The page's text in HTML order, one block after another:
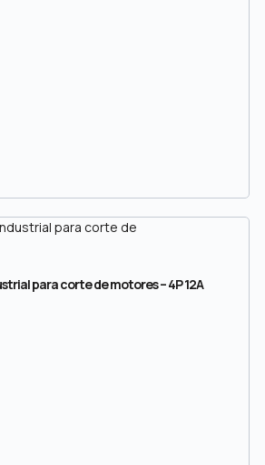
para corte de motores – 4P 12A